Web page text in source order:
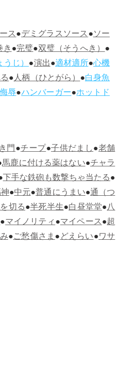
ス●デミグラスソース●ソー
き●完璧●双璧（そうへき）●
うじ）●演出●適材適所●心機
●人柄（ひとがら）●白身魚
侮辱●ハンバーガー●ホットド
門●チープ●子供だまし●老舗
馬鹿に付ける薬はない●チャラ
下手な鉄砲も数撃ちゃ当たる●
●中元●普通にうまい●通（つ
切る●半死半生●白昼堂堂●八
●マイノリティ●マイペース●超
●ご愁傷さま●どえらい●ワサ